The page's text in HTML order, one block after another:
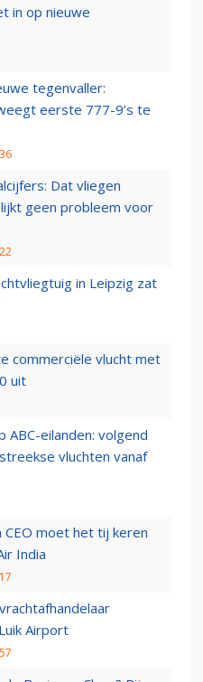
in op nieuwe
tegenvaller:
eerste 777-9’s te
Dat vliegen
geen probleem voor
in Leipzig zat
commerciële vlucht met
uit
ABC-eilanden: volgend
vluchten vanaf
CEO moet het tij keren
India
Airport